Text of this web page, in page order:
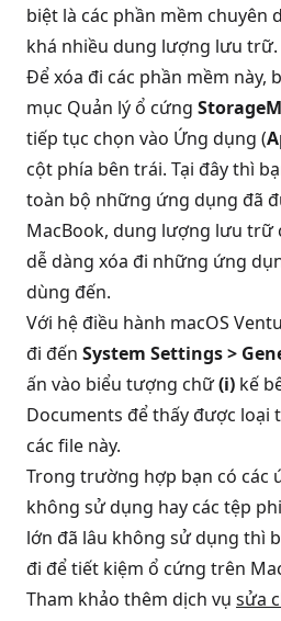
biệt là các phần mềm chuyên
khá nhiều dung lượng lưu trữ.
Để xóa đi các phần mềm này,
mục Quản lý ổ cứng
tiếp tục chọn vào Ứng dụng (
cột phía bên trái. Tại đây thì
toàn bộ những ứng dụng đã
MacBook, dung lượng lưu trữ
dễ dàng xóa đi những ứng
dùng đến.
Với hệ điều hành macOS
đi đến System Settings >
ấn vào biểu tượng chữ(i) kế
Documents để thấy được loại
các file này.
Trong trường hợp bạn có các
không sử dụng hay các tệp
lớn đã lâu không sử dụng thì
đi để tiết kiệm ổ cứng trên
Tham khảo thêm dịch vụ sửa